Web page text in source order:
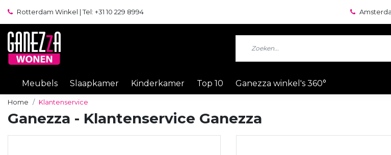
Rotterdam Winkel | Tel: +31 10 229 8994
Meubels Slaapkamer Kinderkamer Top 10 Ganezza winkel's 360°
Home Klantenservice
Ganezza - Klantenservice Ganezza